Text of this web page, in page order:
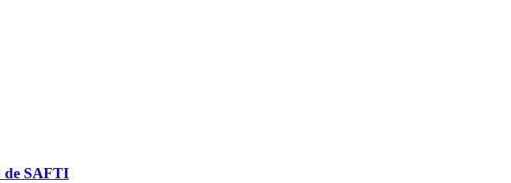
de SAFTI